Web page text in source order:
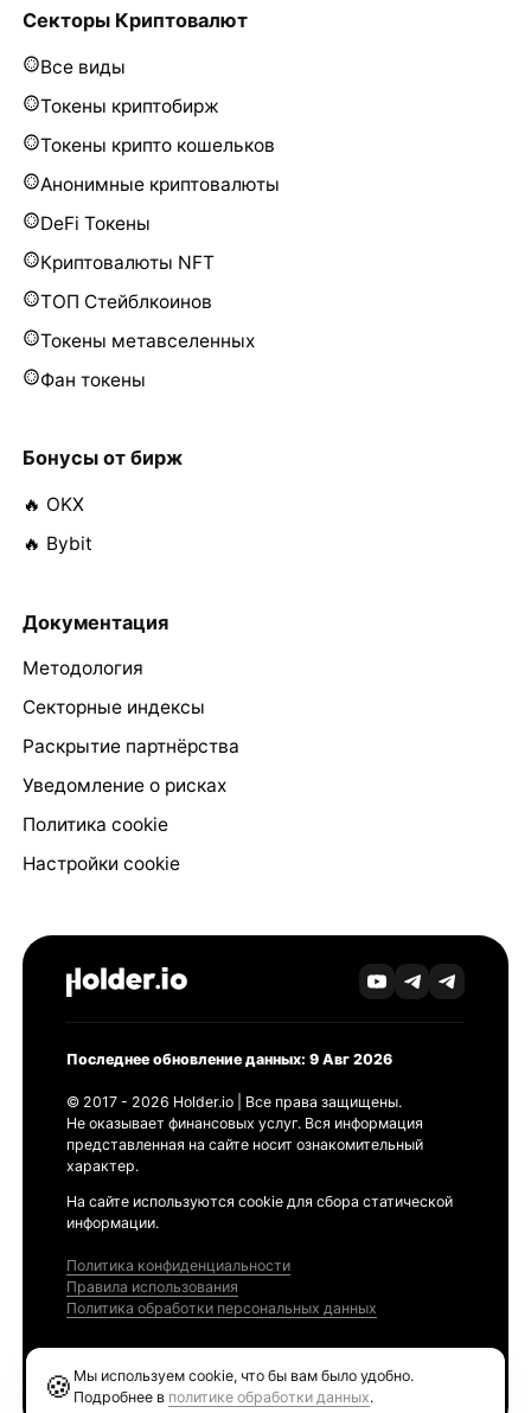
Секторы Криптовалют
Все виды
Токены криптобирж
Токены крипто кошельков
Анонимные криптовалюты
DeFi Токены
Криптовалюты NFT
ТОП Стейблкоинов
Токены метавселенных
Фан токены
Бонусы от бирж
🔥 OKX
🔥 Bybit
Документация
Методология
Секторные индексы
Раскрытие партнёрства
Уведомление о рисках
Политика cookie
Настройки cookie
Последнее обновление данных: 9 Авг 2026
© 2017 - 2026 Holder.io | Все права защищены.
Не оказывает финансовых услуг. Вся информация
представленная на сайте носит ознакомительный
характер.
На сайте используются cookie для сбора статической
информации.
Политика конфиденциальности
Правила использования
Политика обработки персональных данных
🍪 Мы используем cookie, что бы вам было удобно.
Подробнее в политике обработки данных.
Ethereum GAS Tracker